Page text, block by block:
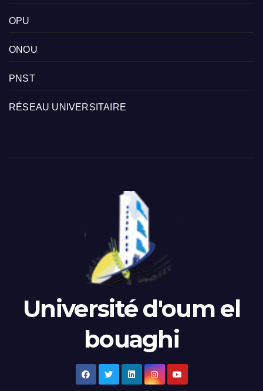
OPU
ONOU
PNST
RÉSEAU UNIVERSITAIRE
Université d'oum el
bouaghi